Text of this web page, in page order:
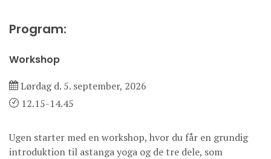
Program:
Workshop
Lørdag d. 5. september, 2026
12.15-14.45
Ugen starter med en workshop, hvor du får en grundig
introduktion til astanga yoga og de tre dele, som